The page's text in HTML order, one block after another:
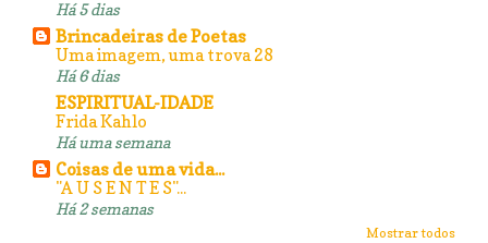
Há 5 dias
Brincadeiras de Poetas
Uma imagem, uma trova 28
Há 6 dias
ESPIRITUAL-IDADE
Frida Kahlo
Há uma semana
Coisas de uma vida...
"A U S E N T E S"...
Há 2 semanas
Mostrar todos